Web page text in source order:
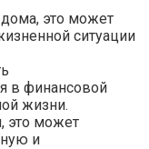
дома, это может
ситуации
в финансовой
жизни.
это может
и